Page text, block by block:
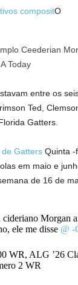
compositO
Ceederian
Today
entre os
Ted,
Gatters.
Gatters Quinta -
em maio e
de 16 de
Morgan
ele me disse @ -
WR, ALG ’26
2 WR